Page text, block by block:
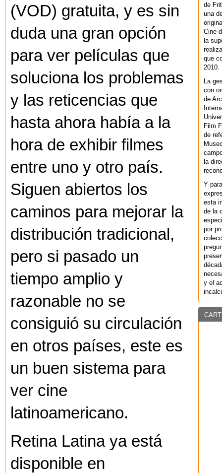
(VOD) gratuita, y es sin
duda una gran opción
para ver películas que
soluciona los problemas
y las reticencias que
hasta ahora había a la
hora de exhibir filmes
entre uno y otro país.
Siguen abiertos los
caminos para mejorar la
distribución tradicional,
pero si pasado un
tiempo amplio y
razonable no se
consiguió su circulación
en otros países, este es
un buen sistema para
ver cine
latinoamericano.
Retina Latina ya está
disponible en
de
una
Cine
la
que
2010.
La
con
de
Film
de
la
Y
esta
de la
por
y el